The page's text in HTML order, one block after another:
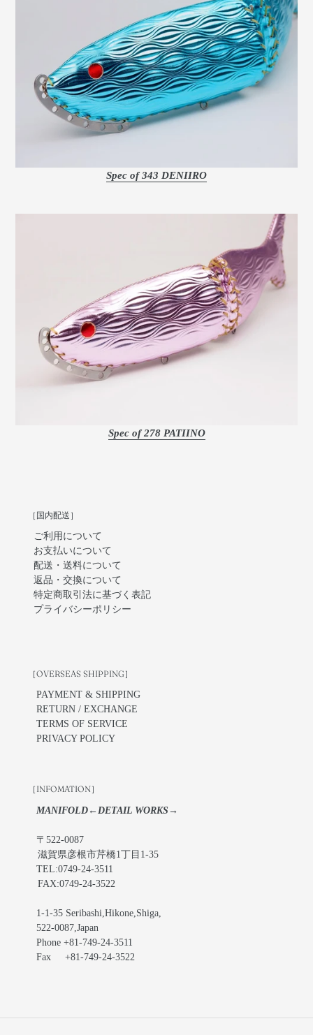
Spec of 343 DENIIRO
Spec of 278 PATIINO
［国内配送］
ご利用について
お支払いについて
配送・送料について
返品・交換について
特定商取引法に基づく表記
プライバシーポリシー
［OVERSEAS SHIPPING］
PAYMENT & SHIPPING
RETURN / EXCHANGE
TERMS OF SERVICE
PRIVACY POLICY
［INFOMATION］
MANIFOLD←DETAIL WORKS→
〒522-0087
滋賀県彦根市芹橋1丁目1-35
TEL:0749-24-3511
FAX:0749-24-3522
1-1-35 Seribashi,Hikone,Shiga,
522-0087,Japan
Phone +81-749-24-3511
Fax +81-749-24-3522